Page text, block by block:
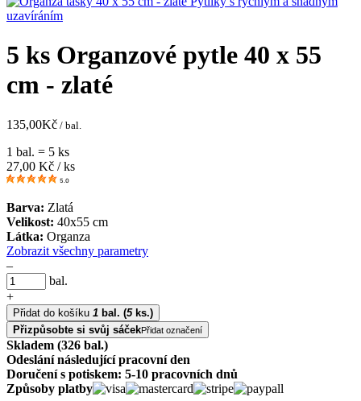
5 ks Organzové pytle 40 x 55
cm - zlaté
135,00Kč / bal.
1 bal. = 5 ks
27,00 Kč / ks
5.0
Barva: Zlatá
Velikost: 40x55 cm
Látka: Organza
Zobrazit všechny parametry
–
bal.
+
Přidat do košíku 1 bal. (5ks.)
Přizpůsobte si svůj sáčekPřidat označení
Skladem (326 bal.)
Odeslání následující pracovní den
Doručení s potiskem: 5-10 pracovních dnů
Způsoby platby